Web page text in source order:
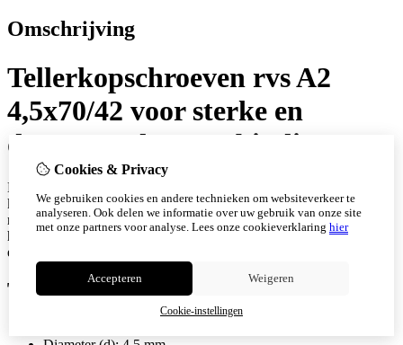
Omschrijving
Tellerkopschroeven rvs A2
4,5x70/42 voor sterke en
duurzame houtverbindingen
Met de tellerkopschroeven rvs A2 van schroefwebshop kies je voor
kwaliteit, kracht en duurzaamheid in elke houtconstructie. Dankzij
ruim 40 jaar ervaring in de bouw weten wij wat vakmensen nodig
hebben, namelijk een schroef die eenvoudig indraait, perfect houdt
en lang meegaat zelfs onder zware omstandigheden.
Technische gegevens
Cookies & Privacy
We gebruiken cookies en andere technieken om websiteverkeer te
analyseren. Ook delen we informatie over uw gebruik van onze site
met onze partners voor analyse. Lees onze cookieverklaring hier
Accepteren Weigeren
Cookie-instellingen